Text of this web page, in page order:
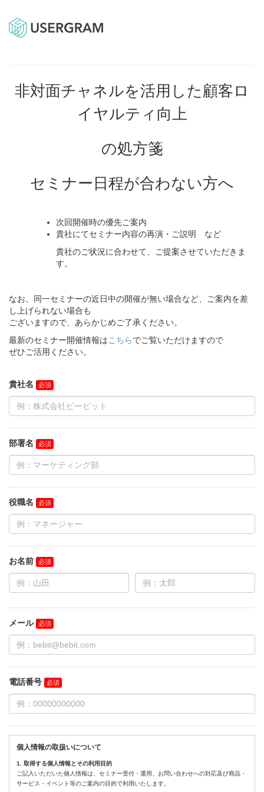
非対面チャネルを活用した顧客ロ
イヤルティ向上
の処方箋
セミナー日程が合わない方へ
次回開催時の優先ご案内
貴社にてセミナー内容の再演・ご説明 など
貴社のご状況に合わせて、ご提案させていただきま
す。
なお、同一セミナーの近日中の開催が無い場合など、ご案内を差
し上げられない場合も
ございますので、あらかじめご了承ください。
最新のセミナー開催情報はこちらでご覧いただけますので
ぜひご活用ください。
貴社名
部署名
役職名
お名前
メール
電話番号
個人情報の取扱いについて
1. 取得する個人情報とその利用目的
ご記入いただいた個人情報は、セミナー受付・運用、お問い合わせへの対応及び商品・
サービス・イベント等のご案内の目的で利用いたします。